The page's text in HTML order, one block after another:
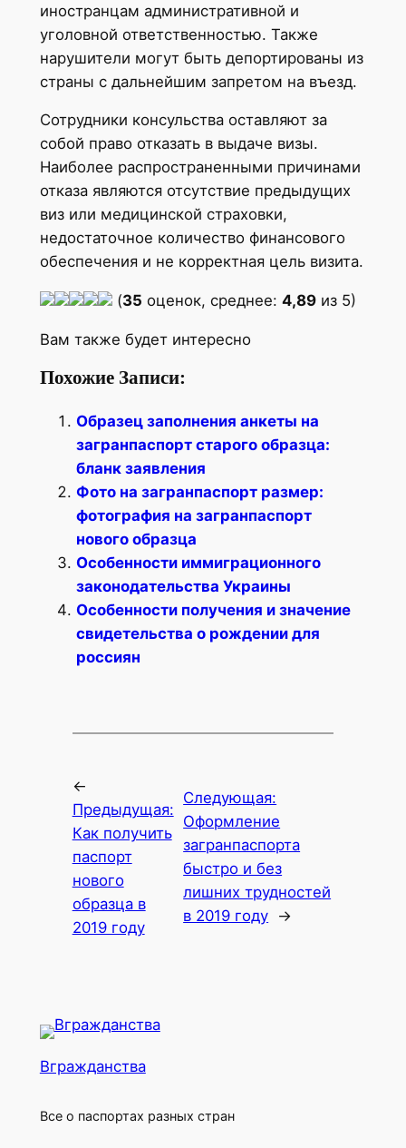
иностранцам административной и
уголовной ответственностью. Также
нарушители могут быть депортированы из
страны с дальнейшим запретом на въезд.
Сотрудники консульства оставляют за
собой право отказать в выдаче визы.
Наиболее распространенными причинами
отказа являются отсутствие предыдущих
виз или медицинской страховки,
недостаточное количество финансового
обеспечения и не корректная цель визита.
(35 оценок, среднее: 4,89из 5)
Вам также будет интересно
Похожие Записи:
Образец заполнения анкеты на
загранпаспорт старого образца:
бланк заявления
Фото на загранпаспорт размер:
фотография на загранпаспорт
нового образца
Особенности иммиграционного
законодательства Украины
Особенности получения и значение
свидетельства о рождении для
россиян
←
Предыдущая:
Как получить
паспорт
нового
образца в
2019 году
Следующая:
Оформление
загранпаспорта
быстро и без
лишних трудностей
в 2019 году →
Вгражданства
Все о паспортах разных стран